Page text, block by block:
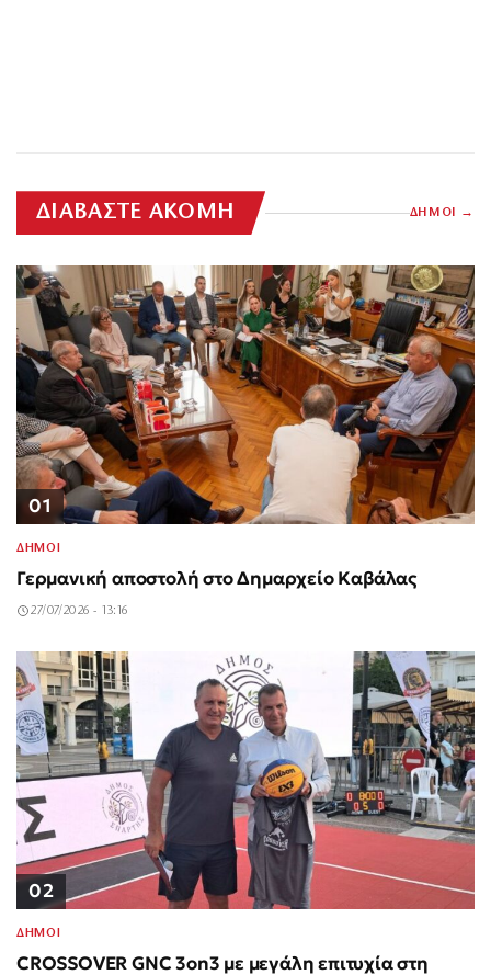
ΔΙΑΒΑΣΤΕ ΑΚΟΜΗ ΔΗΜΟΙ
01
ΔΗΜΟΙ
Γερμανική αποστολή στο Δημαρχείο Καβάλας
27/07/2026 - 13:16
02
ΔΗΜΟΙ
CROSSOVER GNC 3on3 με μεγάλη επιτυχία στη